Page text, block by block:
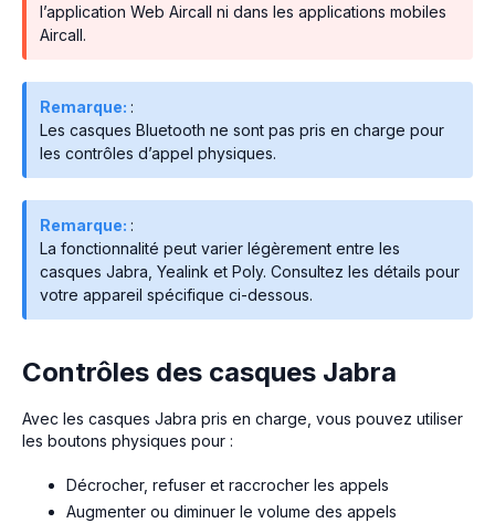
l’application Web Aircall ni dans les applications mobiles
Aircall.
Remarque: :
Les casques Bluetooth ne sont pas pris en charge pour
les contrôles d’appel physiques.
Remarque: :
La fonctionnalité peut varier légèrement entre les
casques Jabra, Yealink et Poly. Consultez les détails pour
votre appareil spécifique ci-dessous.
Contrôles des casques Jabra
Avec les casques Jabra pris en charge, vous pouvez utiliser
les boutons physiques pour :
Décrocher, refuser et raccrocher les appels
Augmenter ou diminuer le volume des appels